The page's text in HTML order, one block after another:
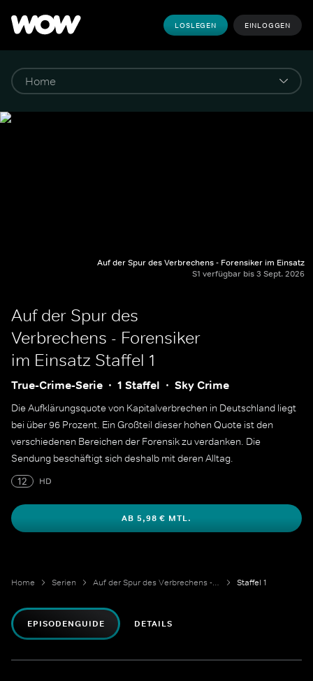
LOSLEGEN EINLOGGEN
Auf der Spur des Verbrechens - Forensiker im Einsatz
S1 verfügbar bis 3 Sept. 2026
Auf der Spur des
Verbrechens - Forensiker
im Einsatz Staffel 1
True-Crime-Serie 1 Staffel Sky Crime
Die Aufklärungsquote von Kapitalverbrechen in Deutschland liegt
bei über 96 Prozent. Ein Großteil dieser hohen Quote ist den
verschiedenen Bereichen der Forensik zu verdanken. Die
Sendung beschäftigt sich deshalb mit deren Alltag.
12
HD
AB 5,98 € MTL.
Home Serien Auf der Spur des Verbrechens - Forensiker im Einsatz Staffel 1
EPISODENGUIDE DETAILS